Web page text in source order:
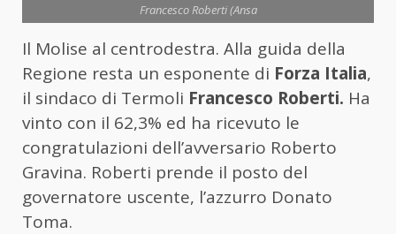
Francesco Roberti (Ansa
Il Molise al centrodestra. Alla guida della
Regione resta un esponente di Forza Italia,
il sindaco di Termoli Francesco Roberti. Ha
vinto con il 62,3% ed ha ricevuto le
congratulazioni dell’avversario Roberto
Gravina. Roberti prende il posto del
governatore uscente, l’azzurro Donato
Toma.